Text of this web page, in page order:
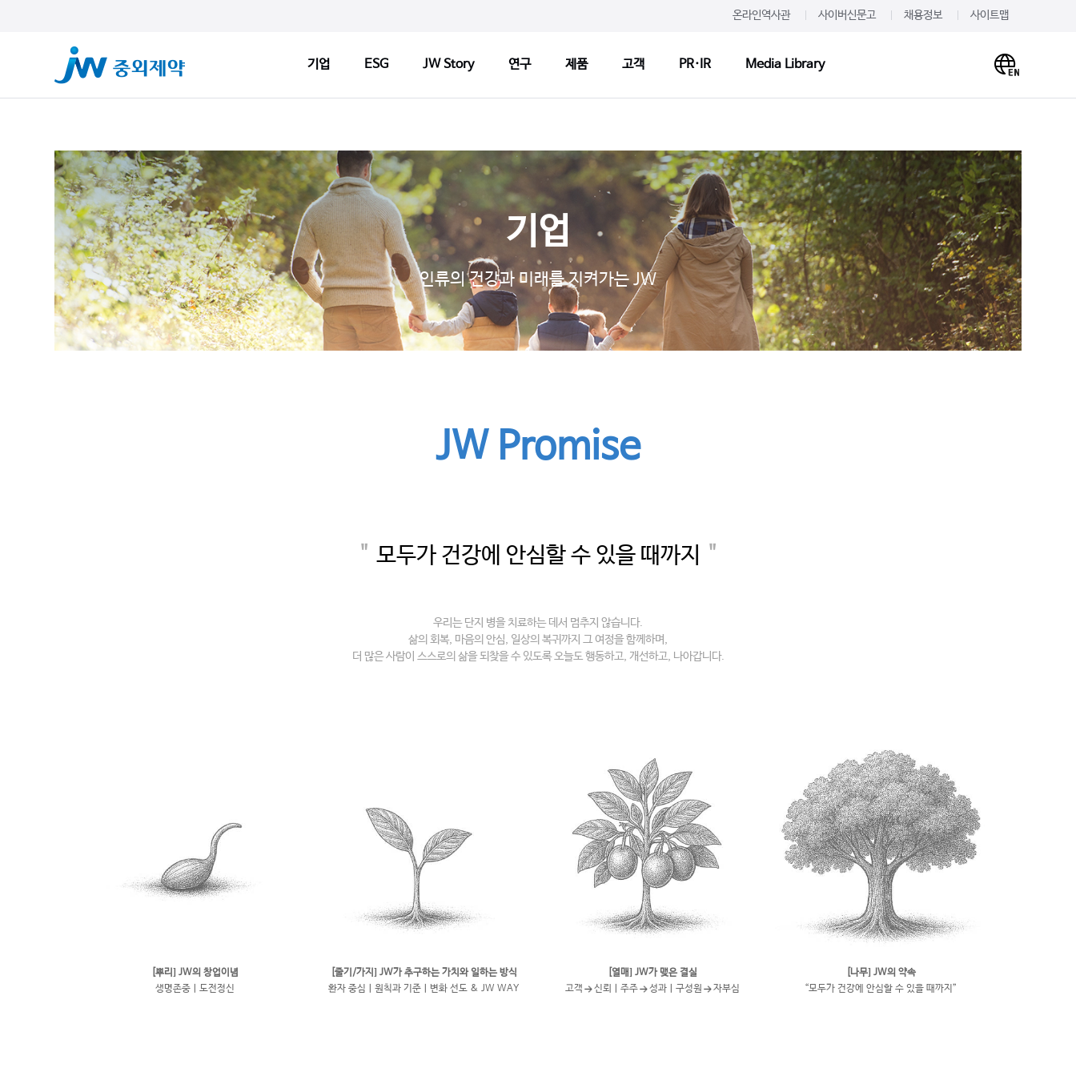
온라인역사관 사이버신문고 채용정보 사이트맵
기업 ESG JW Story 연구 제품 고객 PR·IR Media Library
인사말
회사소개
창업정신
생산시설
JW Promise
JW WAY
연혁
환경적 지속가능성
사회적 지속가능성
지배구조
JW Now
Health&Tech
JW Brand
ESG News
연구정책
연구센터
기반기술
파이프라인
연구 네트워크
제품검색
판매약국 찾기
허가변경알림
자주 묻는 질문
CCM 인사말
CCM 소개
CCM 선언문
제품개선사례
고객문의
1:1 문의하기
프레스룸
JW를 주목하다
알려드립니다
재무정보
주가·공시
IR 신청
IR문의하기
이미지
영상
기업
인류의 건강과 미래를 지켜가는 JW
JW Promise
＂ 모두가 건강에 안심할 수 있을 때까지 ＂
우리는 단지 병을 치료하는 데서 멈추지 않습니다.
삶의 회복, 마음의 안심, 일상의 복귀까지 그 여정을 함께하며,
더 많은 사람이 스스로의 삶을 되찾을 수 있도록 오늘도 행동하고, 개선하고, 나아갑니다.
[뿌리] JW의 창업이념
생명존중ㅣ도전정신
[줄기/가지] JW가 추구하는 가치와 일하는 방식
환자 중심ㅣ원칙과 기준ㅣ변화 선도 & JW WAY
[열매] JW가 맺은 결실
고객
신뢰ㅣ주주 성과ㅣ구성원 자부심
[나무] JW의 약속
“모두가 건강에 안심할 수 있을 때까지”